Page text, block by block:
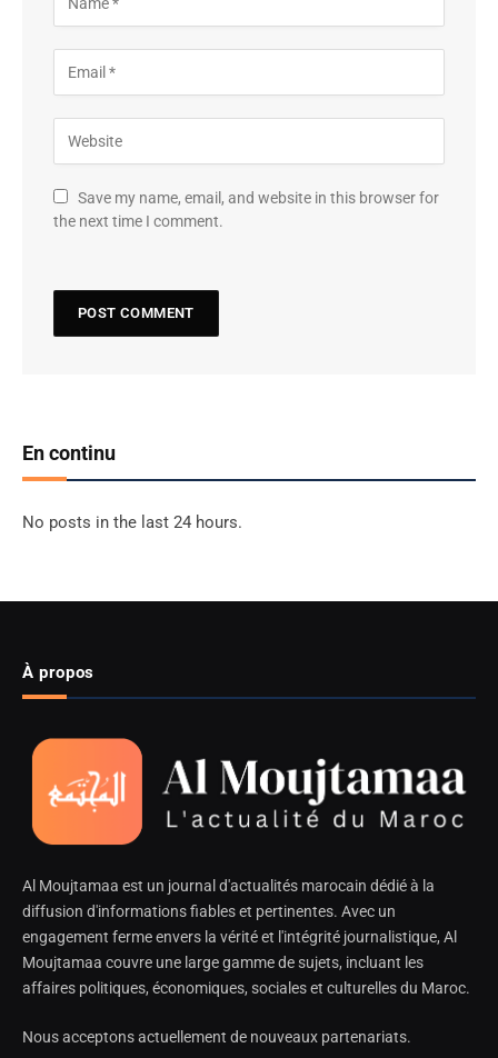
Save my name, email, and website in this browser for
the next time I comment.
En continu
No posts in the last 24 hours.
À propos
Al Moujtamaa est un journal d'actualités marocain dédié à la
diffusion d'informations fiables et pertinentes. Avec un
engagement ferme envers la vérité et l'intégrité journalistique, Al
Moujtamaa couvre une large gamme de sujets, incluant les
affaires politiques, économiques, sociales et culturelles du Maroc.
Nous acceptons actuellement de nouveaux partenariats.